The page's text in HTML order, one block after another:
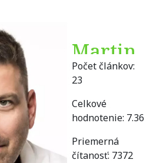
Martin
Borguľa
Počet článkov:
23
Celkové
hodnotenie: 7.36
Priemerná
čítanosť: 7372